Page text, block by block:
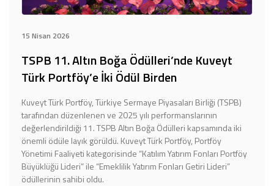
15 Nisan 2026
TSPB 11. Altın Boğa Ödülleri’nde Kuveyt
Türk Portföy’e İki Ödül Birden
Kuveyt Türk Portföy, Türkiye Sermaye Piyasaları Birliği (TSPB)
tarafından düzenlenen ve 2025 yılı performanslarının
değerlendirildiği 11. TSPB Altın Boğa Ödülleri kapsamında iki
önemli ödüle layık görüldü. Kuveyt Türk Portföy, Portföy
Yönetimi Faaliyeti kategorisinde “Katılım Yatırım Fonları Portföy
Büyüklüğü Lideri” ile “Emeklilik Yatırım Fonları Getiri Lideri”
ödüllerinin sahibi oldu.